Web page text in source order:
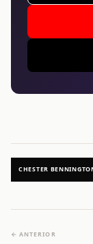
CHESTER
← ANTERIOR